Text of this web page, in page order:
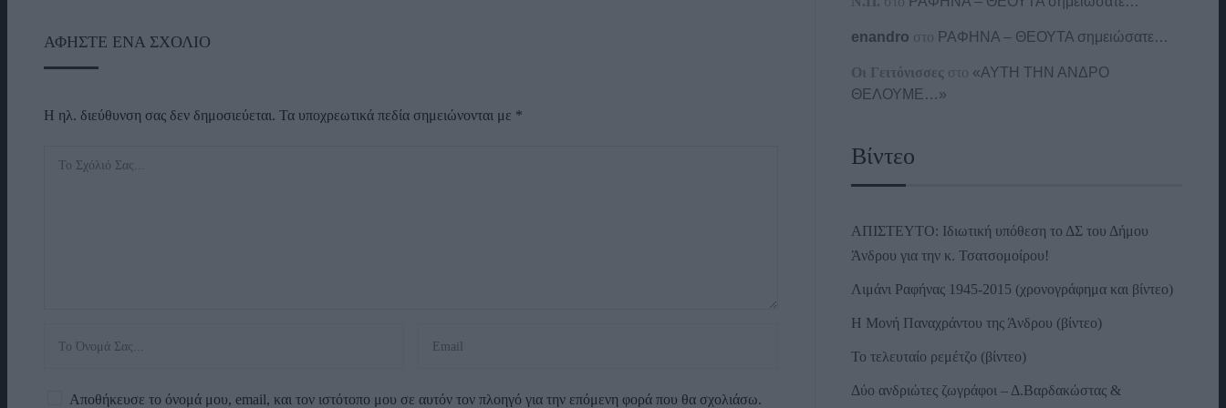
ΑΦΉΣΤΕ ΈΝΑ ΣΧΌΛΙΟ
Η ηλ. διεύθυνση σας δεν δημοσιεύεται. Τα υποχρεωτικά πεδία σημειώνονται με *
Αποθήκευσε το όνομά μου, email, και τον ιστότοπο μου σε αυτόν τον πλοηγό για την επόμενη φορά που θα σχολιάσω.
enandro στο ΡΑΦΗΝΑ – ΘΕΟΥΤΑ σημειώσατε…
Οι Γειτόνισσες στο «ΑΥΤΗ ΤΗΝ ΑΝΔΡΟ
ΘΕΛΟΥΜΕ…»
Βίντεο
ΑΠΙΣΤΕΥΤΟ: Ιδιωτική υπόθεση το ΔΣ του Δήμου
Άνδρου για την κ. Τσατσομοίρου!
Λιμάνι Ραφήνας 1945-2015 (χρονογράφημα και βίντεο)
Η Μονή Παναχράντου της Άνδρου (βίντεο)
Το τελευταίο ρεμέτζο (βίντεο)
Δύο ανδριώτες ζωγράφοι – Δ.Βαρδακώστας &